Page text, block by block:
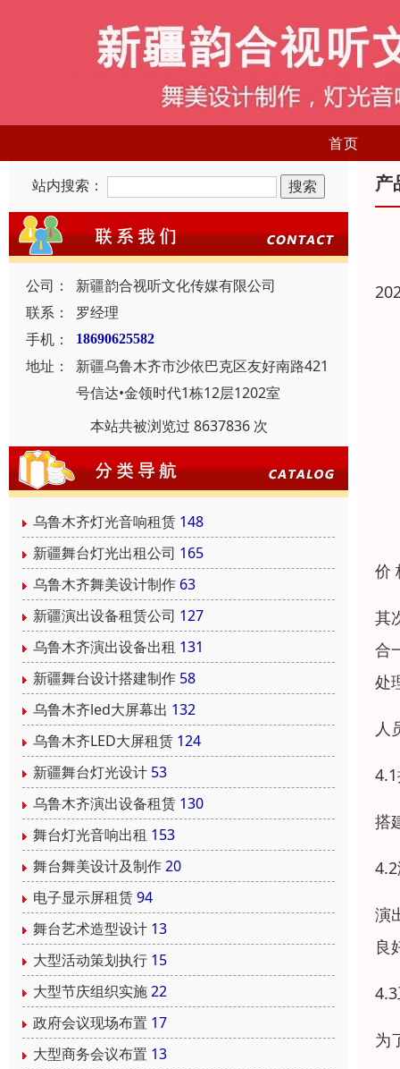
首页
站内搜索：
公司：
新疆韵合视听文化传媒有限公司
联系：
罗经理
手机：
18690625582
地址：
新疆乌鲁木齐市沙依巴克区友好南路421
号信达•金领时代1栋12层1202室
本站共被浏览过 8637836 次
乌鲁木齐灯光音响租赁 148
新疆舞台灯光出租公司 165
乌鲁木齐舞美设计制作 63
新疆演出设备租赁公司 127
乌鲁木齐演出设备出租 131
新疆舞台设计搭建制作 58
乌鲁木齐led大屏幕出 132
乌鲁木齐LED大屏租赁 124
新疆舞台灯光设计 53
乌鲁木齐演出设备租赁 130
舞台灯光音响出租 153
舞台舞美设计及制作20
电子显示屏租赁94
舞台艺术造型设计 13
大型活动策划执行 15
大型节庆组织实施22
政府会议现场布置 17
大型商务会议布置 13
产
价
其
合
处
人
搭
演
良
为